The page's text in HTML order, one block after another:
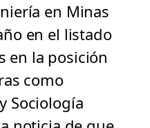
en Minas
en el listado
en la posición
como
Sociología